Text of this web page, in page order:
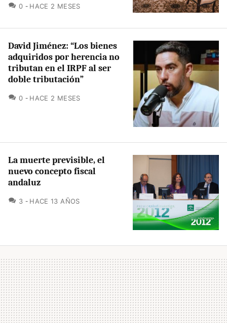
0 COMENTARIOS
HACE 2 MESES
David Jiménez: “Los bienes
adquiridos por herencia no
tributan en el IRPF al ser
doble tributación”
0 COMENTARIOS
HACE 2 MESES
La muerte previsible, el
nuevo concepto fiscal
andaluz
3 COMENTARIOS
HACE 13 AÑOS